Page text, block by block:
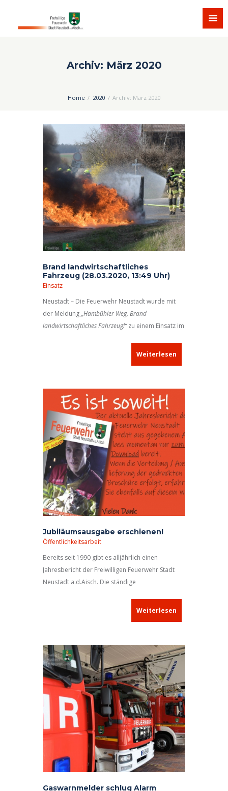
Archiv: März 2020
Home 2020 Archiv: März 2020
Brand landwirtschaftliches
Fahrzeug (28.03.2020, 13:49 Uhr)
Einsatz
Neustadt – Die Feuerwehr Neustadt wurde mit
der Meldung„Hambühler Weg, Brand
landwirtschaftliches Fahrzeug!“zu einem Einsatz im
Abzweigung vom Hambühler Weg in Richtung
Weiterlesen
Jubiläumsausgabe erschienen!
Öffentlichkeitsarbeit
Bereits seit 1990 gibt es alljährlich einen
Jahresbericht der Freiwilligen Feuerwehr Stadt
Neustadt a.d.Aisch. Die ständige
Gerätschaften, Informationen über
Einsatzgeschehen können in der jeweiligen
Jahresausgabe nachgelesen werden. Wichtige
Bestandteile sind auch Hinweise und Tipps – oft
lebenswichtige! – für jeden Einzelnen. Auch für
Sie!
Weiterlesen
Gaswarnmelder schlug Alarm